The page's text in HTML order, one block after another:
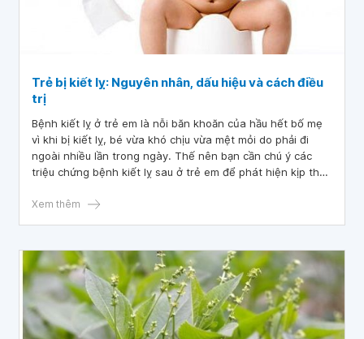
Trẻ bị kiết lỵ: Nguyên nhân, dấu hiệu và cách điều
trị
Bệnh kiết lỵ ở trẻ em là nỗi băn khoăn của hầu hết bố mẹ
vì khi bị kiết lỵ, bé vừa khó chịu vừa mệt mỏi do phải đi
ngoài nhiều lần trong ngày. Thế nên bạn cần chú ý các
triệu chứng bệnh kiết lỵ sau ở trẻ em để phát hiện kịp thời,
không để biến chứng thành những bệnh nguy hiểm khác.
Xem thêm